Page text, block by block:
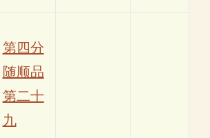
第四分
随顺品
第二十
九